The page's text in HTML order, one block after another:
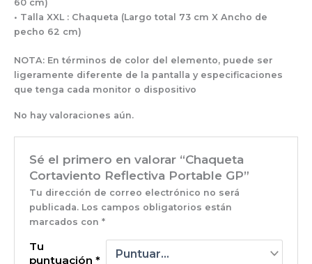
60 cm)
• Talla XXL : Chaqueta (Largo total 73 cm X Ancho de
pecho 62 cm)
NOTA: En términos de color del elemento, puede ser
ligeramente diferente de la pantalla y especificaciones
que tenga cada monitor o dispositivo
No hay valoraciones aún.
Sé el primero en valorar “Chaqueta
Cortaviento Reflectiva Portable GP”
Tu dirección de correo electrónico no será
publicada. Los campos obligatorios están
marcados con*
Tu
puntuación*